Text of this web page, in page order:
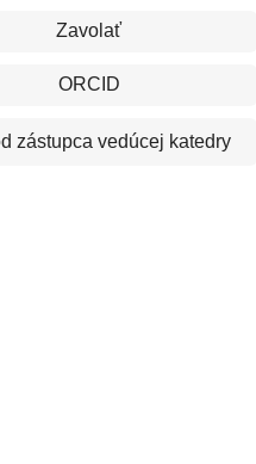
Zavolať
ORCID
zástupca vedúcej katedry